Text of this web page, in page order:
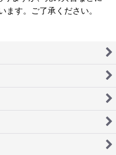
ます。ご了承ください。